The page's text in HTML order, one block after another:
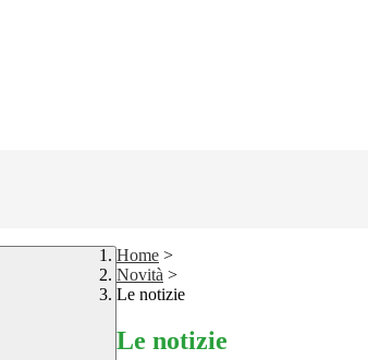
Home >
Novità >
Le notizie
Le notizie